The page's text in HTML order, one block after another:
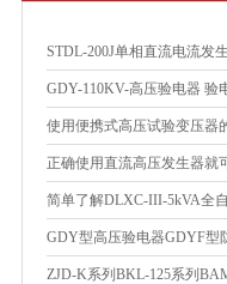
STDL-200J单相直流电流发
GDY-110KV-高压验电器 验
使用便携式高压试验变压器
正确使用直流高压发生器就
体损害
简单了解DLXC-III-5kVA全
压器控制箱
GDY型高压验电器GDYF型
验电器
ZJD-K系列BKL-125系列